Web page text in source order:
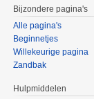
Bijzondere pagina's
Alle pagina's
Beginnetjes
Willekeurige pagina
Zandbak
Hulpmiddelen